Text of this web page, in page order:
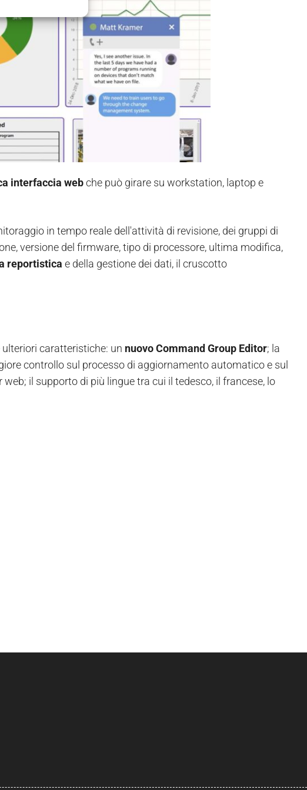
interfaccia webche può girare su workstation, laptop e
in tempo reale dell'attività di revisione, dei gruppi di
versione del firmware, tipo di processore, ultima modifica,
reportistica e della gestione dei dati, il cruscotto
ulteriori caratteristiche: un nuovo Command Group Editor; la
controllo sul processo di aggiornamento automatico e sul
il supporto di più lingue tra cui il tedesco, il francese, lo